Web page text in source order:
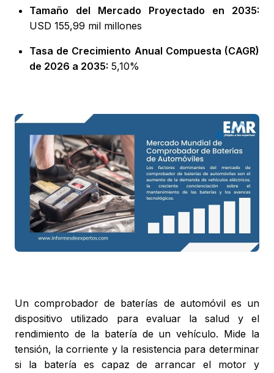
Tamaño del Mercado Proyectado en 2035:
USD 155,99 mil millones
Tasa de Crecimiento Anual Compuesta (CAGR)
de 2026 a 2035: 5,10%
Un comprobador de baterías de automóvil es un
dispositivo utilizado para evaluar la salud y el
rendimiento de la batería de un vehículo. Mide la
tensión, la corriente y la resistencia para determinar
si la batería es capaz de arrancar el motor y